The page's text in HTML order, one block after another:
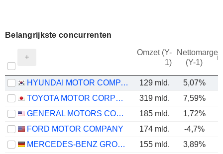
Belangrijkste concurrenten
Omzet (Y-
1)
Nettomarge
(Y-1)
HYUNDAI MOTOR COMPANY 129 mld. 5,07%
TOYOTA MOTOR CORPORATION
319 mld. 7,59%
GENERAL MOTORS COMPANY
185 mld. 1,72%
FORD MOTOR COMPANY
174 mld.
-4,7%
MERCEDES-BENZ GROUP AG
155 mld.
3,89%